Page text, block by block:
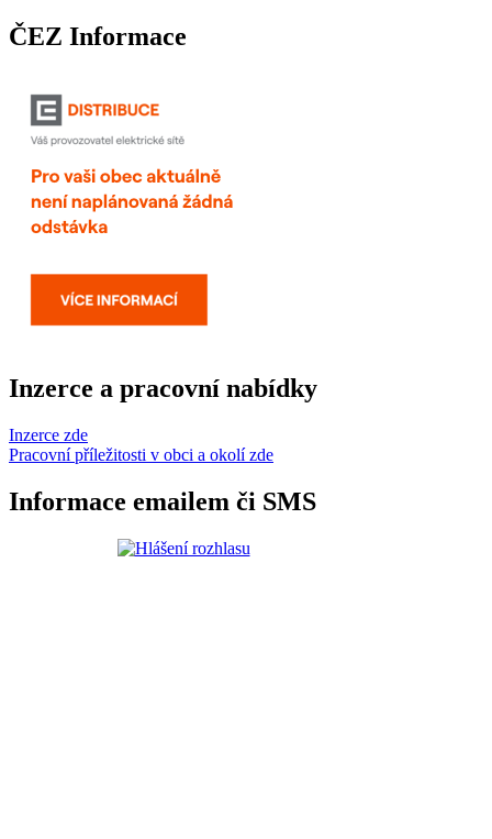
ČEZ Informace
Inzerce a pracovní nabídky
Inzerce zde
Pracovní příležitosti v obci a okolí zde
Informace emailem či SMS